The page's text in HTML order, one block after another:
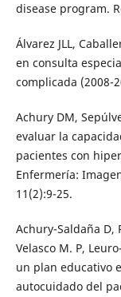
disease program.
Álvarez JLL,
en consulta
complicada (2008-
Achury DM,
evaluar la
pacientes con
Enfermería:
11(2):9-25.
Achury-Saldaña D,
Velasco M. P,
un plan educativo
autocuidado del